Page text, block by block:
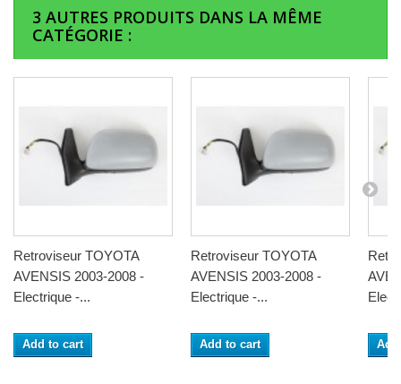
3 AUTRES PRODUITS DANS LA MÊME
CATÉGORIE :
Retroviseur TOYOTA
AVENSIS 2003-2008 -
Electrique -...
Add to cart
Retroviseur TOYOTA
AVENSIS 2003-2008 -
Electrique -...
Add to cart